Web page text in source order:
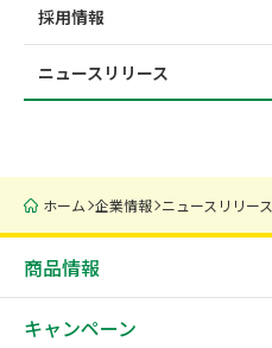
採用情報
ニュースリリース
ホーム 企業情報 ニュースリリース
商品情報
キャンペーン